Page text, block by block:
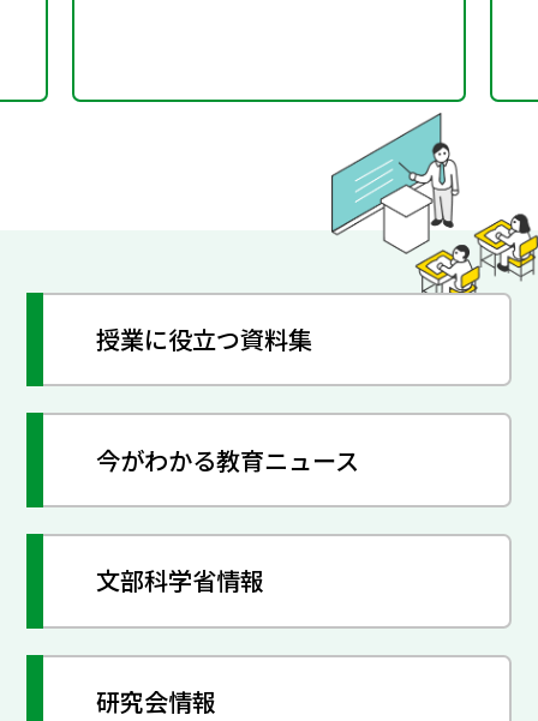
授業に役立つ資料集
今がわかる教育ニュース
文部科学省情報
研究会情報